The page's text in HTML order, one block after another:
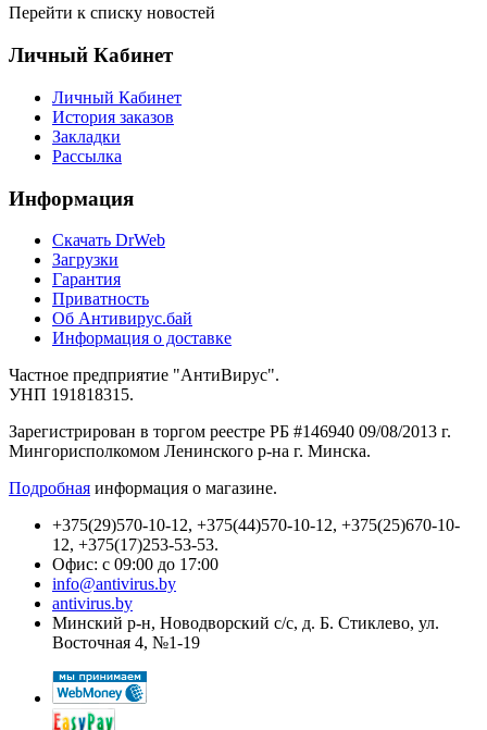
Перейти к списку новостей
Личный Кабинет
Личный Кабинет
История заказов
Закладки
Рассылка
Информация
Cкачать DrWeb
Загрузки
Гарантия
Приватность
Об Антивирус.бай
Информация о доставке
Частное предприятие "АнтиВирус".
УНП 191818315.
Зарегистрирован в торгом реестре РБ #146940 09/08/2013 г.
Мингорисполкомом Ленинского р-на г. Минска.
Подробная информация о магазине.
+375(29)570-10-12, +375(44)570-10-12, +375(25)670-10-
12, +375(17)253-53-53.
Офис: с 09:00 до 17:00
info@antivirus.by
antivirus.by
Минский р-н, Новодворский с/с, д. Б. Стиклево, ул.
Восточная 4, №1-19